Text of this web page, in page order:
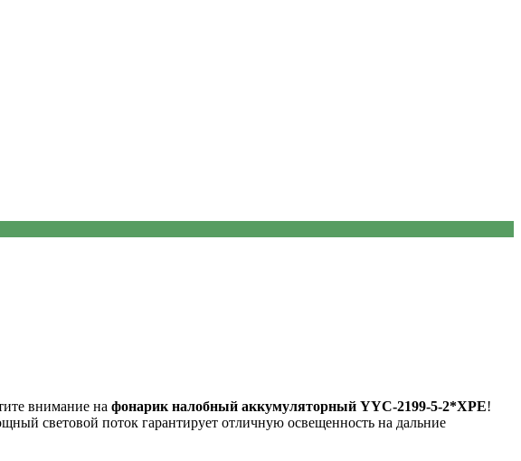
внимание на фонарик налобный аккумуляторный YYC-2199-5-2*XPE!
световой поток гарантирует отличную освещенность на дальние